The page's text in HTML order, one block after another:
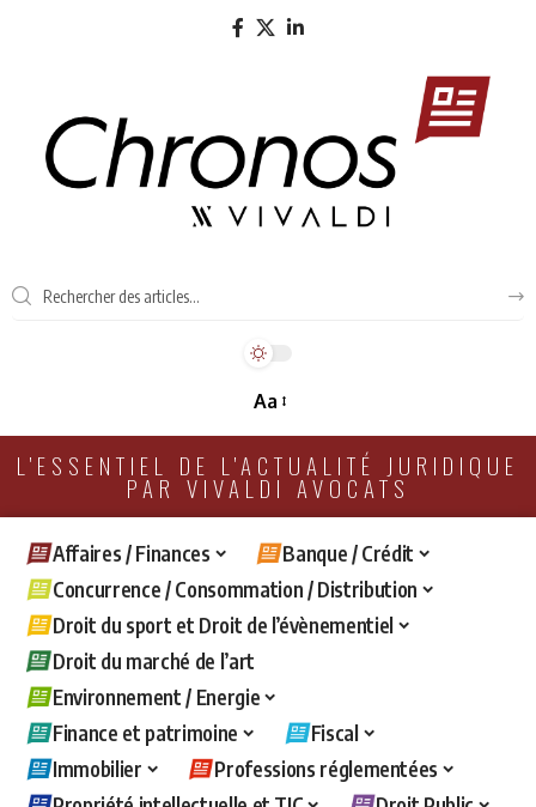
Aa
L'ESSENTIEL DE L'ACTUALITÉ JURIDIQUE
PAR VIVALDI AVOCATS
Affaires / Finances
Banque / Crédit
Concurrence / Consommation / Distribution
Droit du sport et Droit de l’évènementiel
Droit du marché de l’art
Environnement / Energie
Finance et patrimoine
Fiscal
Immobilier
Professions réglementées